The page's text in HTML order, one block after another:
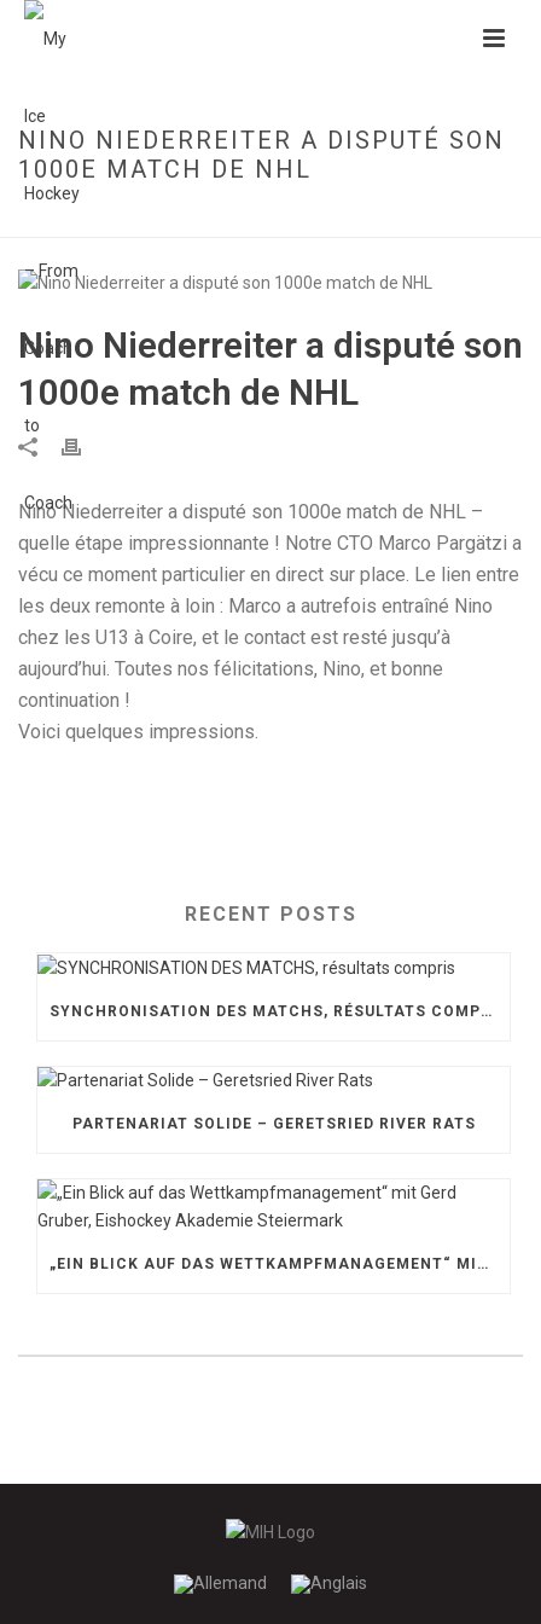
NINO NIEDERREITER A DISPUTÉ SON
1000E MATCH DE NHL
Nino Niederreiter a disputé son
1000e match de NHL
Nino Niederreiter a disputé son 1000e match de NHL –
quelle étape impressionnante ! Notre CTO Marco Pargätzi a
vécu ce moment particulier en direct sur place. Le lien entre
les deux remonte à loin : Marco a autrefois entraîné Nino
chez les U13 à Coire, et le contact est resté jusqu’à
aujourd’hui. Toutes nos félicitations, Nino, et bonne
continuation !
Voici quelques impressions.
RECENT POSTS
SYNCHRONISATION DES MATCHS, RÉSULTATS COMPRIS
PARTENARIAT SOLIDE – GERETSRIED RIVER RATS
„EIN BLICK AUF DAS WETTKAMPFMANAGEMENT“ MIT GERD GRUBER, EISHOCKEY AKADEMIE STEIERMARK